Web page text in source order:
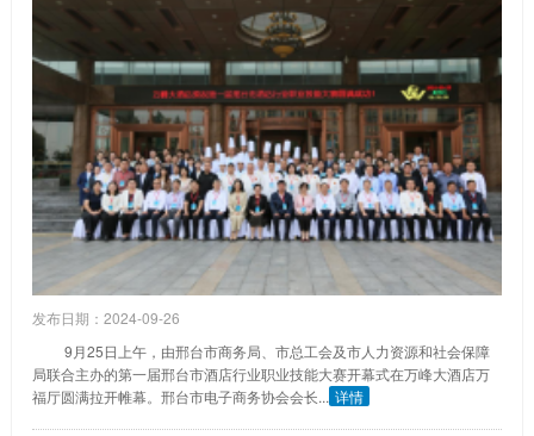
发布日期：2024-09-26
9月25日上午，由邢台市商务局、市总工会及市人力资源和社会保障
局联合主办的第一届邢台市酒店行业职业技能大赛开幕式在万峰大酒店万
福厅圆满拉开帷幕。邢台市电子商务协会会长... 详情